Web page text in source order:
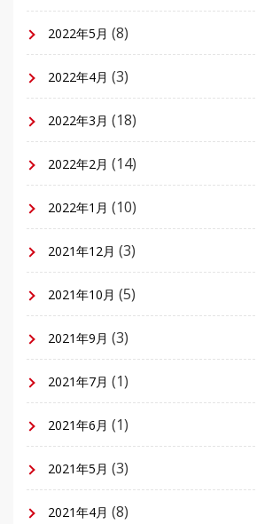
2022年5月 (8)
2022年4月 (3)
2022年3月 (18)
2022年2月 (14)
2022年1月 (10)
2021年12月 (3)
2021年10月 (5)
2021年9月 (3)
2021年7月 (1)
2021年6月 (1)
2021年5月 (3)
2021年4月 (8)